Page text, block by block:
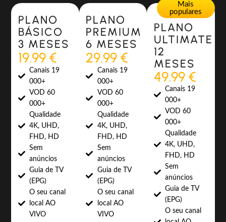
Most Popular
PLANO
BÁSICO
3 MESES
19.99 €
Canais 19
000+
VOD 60
000+
Qualidade
4K, UHD,
FHD, HD
Sem
anúncios
Guia de TV
(EPG)
O seu canal
local AO
VIVO
Most Popular
PLANO
PREMIUM
6 MESES
29.99 €
Canais 19
000+
VOD 60
000+
Qualidade
4K, UHD,
FHD, HD
Sem
anúncios
Guia de TV
(EPG)
O seu canal
local AO
VIVO
Mais
populares
PLANO
ULTIMATE
12
MESES
49.99 €
Canais 19
000+
VOD 60
000+
Qualidade
4K, UHD,
FHD, HD
Sem
anúncios
Guia de TV
(EPG)
O seu canal